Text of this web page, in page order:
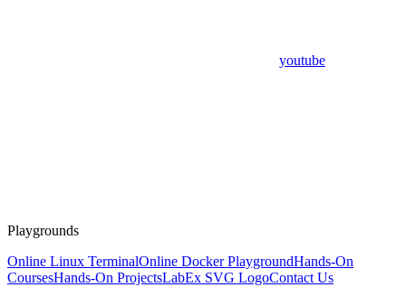
youtube
Playgrounds
Online Linux TerminalOnline Docker PlaygroundHands-On
CoursesHands-On ProjectsLabEx SVG LogoContact Us